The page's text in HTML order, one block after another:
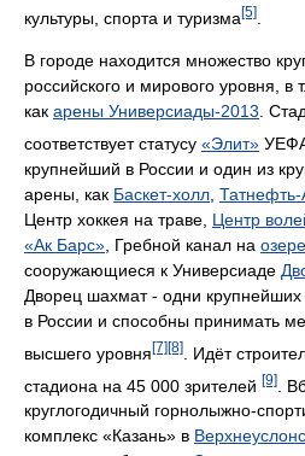
культуры, спорта и туризма[5]
В городе находится множество
российского и мирового уровня, в
как арены Универсиады-2013.
соответствует статусу «Элит»
крупнейший в России и один из
арены, как Баскет-холл
Центр хоккея на траве, Центр
«Ак Барс» , Гребной канал на
сооружающиеся к Универсиаде
Дворец шахмат - одни
в России и способны принимать
высшего уровня[7][8]
. Идёт
стадиона на 45 000 зрителей [9]
.
круглогодичный горнолыжно-
комплекс «Казань» в